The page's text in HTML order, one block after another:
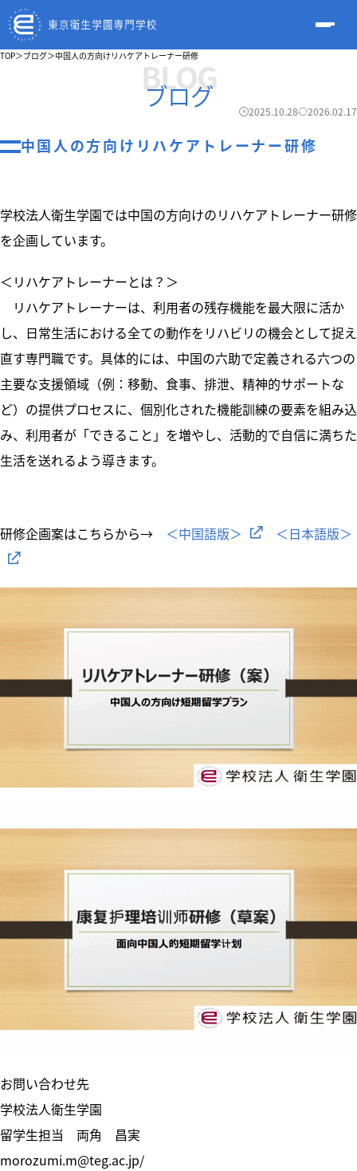
TOP＞ブログ＞中国人の方向けリハケアトレーナー研修
BLOG
ブログ 2025.10.28 2026.02.17
中国人の方向けリハケアトレーナー研修
学校法人衛生学園では中国の方向けのリハケアトレーナー研修
を企画しています。
＜リハケアトレーナーとは？＞
リハケアトレーナーは、利用者の残存機能を最大限に活か
し、日常生活における全ての動作をリハビリの機会として捉え
直す専門職です。具体的には、中国の六助で定義される六つの
主要な支援領域（例：移動、食事、排泄、精神的サポートな
ど）の提供プロセスに、個別化された機能訓練の要素を組み込
み、利用者が「できること」を増やし、活動的で自信に満ちた
生活を送れるよう導きます。
研修企画案はこちらから→ ＜中国語版＞ ＜日本語版＞
お問い合わせ先
学校法人衛生学園
留学生担当 両角 昌実
morozumi.m@teg.ac.jp/